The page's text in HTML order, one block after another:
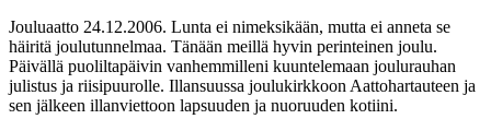
Jouluaatto 24.12.2006. Lunta ei nimeksikään, mutta ei anneta se
häiritä joulutunnelmaa. Tänään meillä hyvin perinteinen joulu.
Päivällä puoliltapäivin vanhemmilleni kuuntelemaan joulurauhan
julistus ja riisipuurolle. Illansuussa joulukirkkoon Aattohartauteen ja
sen jälkeen illanviettoon lapsuuden ja nuoruuden kotiini.